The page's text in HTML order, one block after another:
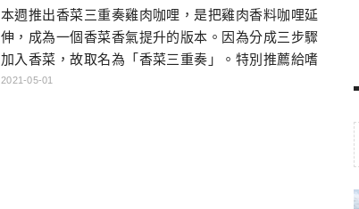
本週推出香菜三重奏雞肉咖哩，是把雞肉香料咖哩延
伸，成為一個香菜香氣提升的版本。因為分成三步驟
加入香菜，故取名為「香菜三重奏」。特別推薦給嗜
香菜如命的廣大香菜控朋友！ 香菜三重奏－香菜根碎
2021-05-01